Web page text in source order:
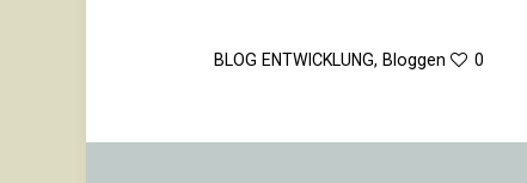
BLOG ENTWICKLUNG, Bloggen 0